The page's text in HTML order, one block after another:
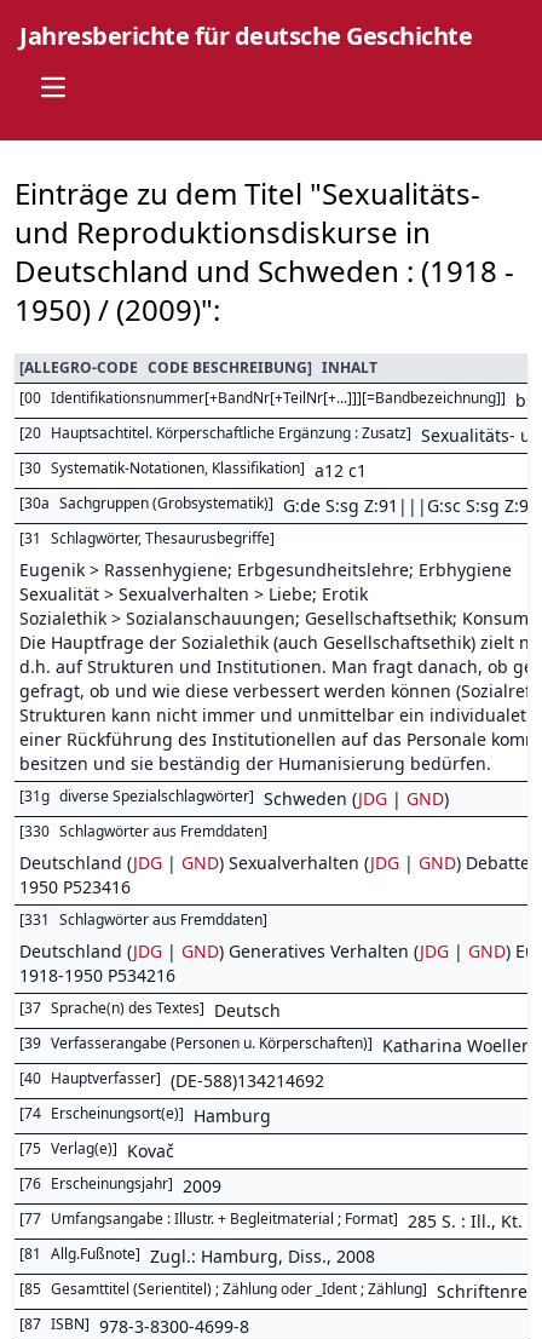
Jahresberichte für deutsche Geschichte
Open main menu
Einträge zu dem Titel "Sexualitäts-
und Reproduktionsdiskurse in
Deutschland und Schweden : (1918 -
1950) / (2009)":
[ALLEGRO-CODE CODE BESCHREIBUNG] INHALT
[00 Identifikationsnummer[+BandNr[+TeilNr[+...]]][=Bandbezeichnung]]
[20 Hauptsachtitel. Körperschaftliche Ergänzung : Zusatz] Sexualitäts-
[30 Systematik-Notationen, Klassifikation] a12 c1
[30a Sachgruppen (Grobsystematik)] G:de S:sg Z:91|||G:sc S:sg Z:91
[31 Schlagwörter, Thesaurusbegriffe]
Eugenik > Rassenhygiene; Erbgesundheitslehre; Erbhygiene
Sexualität > Sexualverhalten > Liebe; Erotik
Sozialethik > Sozialanschauungen; Gesellschaftsethik;
Die Hauptfrage der Sozialethik (auch Gesellschaftsethik) zielt
d.h. auf Strukturen und Institutionen. Man fragt danach, ob
gefragt, ob und wie diese verbessert werden können
Strukturen kann nicht immer und unmittelbar ein
einer Rückführung des Institutionellen auf das Personale
besitzen und sie beständig der Humanisierung bedürfen.
[31g diverse Spezialschlagwörter] Schweden (JDG | GND)
[330 Schlagwörter aus Fremddaten]
Deutschland (JDG | GND) Sexualverhalten (JDG | GND) Debatte (
1950 P523416
[331 Schlagwörter aus Fremddaten]
Deutschland (JDG | GND) Generatives Verhalten (JDG | GND)
1918-1950 P534216
[37 Sprache(n) des Textes] Deutsch
[39 Verfasserangabe (Personen u. Körperschaften)] Katharina Woellert
[40 Hauptverfasser] (DE-588)134214692
[74 Erscheinungsort(e)] Hamburg
[75 Verlag(e)] Kovač
[76 Erscheinungsjahr] 2009
[77 Umfangsangabe : Illustr. + Begleitmaterial ; Format] 285 S. : Ill., Kt.
[81 Allg.Fußnote] Zugl.: Hamburg, Diss., 2008
[85 Gesamttitel (Serientitel) ; Zählung oder _Ident ; Zählung]
[87 ISBN] 978-3-8300-4699-8